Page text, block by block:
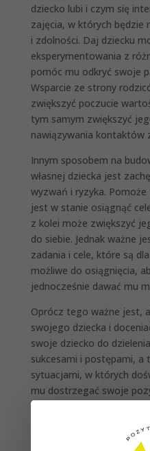
dziecko lubi i czym się
zajęcia, w których będzie
i zdolności. Daj dziecku
eksperymentowania z
pomóc mu odkryć swoje
Wsparcie ze strony
zwiększyć poczucie
tym samym zwiększyć
nawiązywania kontaktów
Innym sposobem na
własnej dziecka jest
wyzwań i ryzyka.
jest w stanie osiągnąć
z kolei może zwiększyć
do siebie. Jednak ważne
zadania i cele, które są
możliwe do osiągnięcia,
jednocześnie dawać mu
Oprócz tego ważne jest,
swojego dziecka i
swoje dziecko do
sukcesami i postępami, a
sytuacjami, w których
mu dostrzegać swoje
oraz budować na nich
Podsumowując, ważne
budowaniu poczucia